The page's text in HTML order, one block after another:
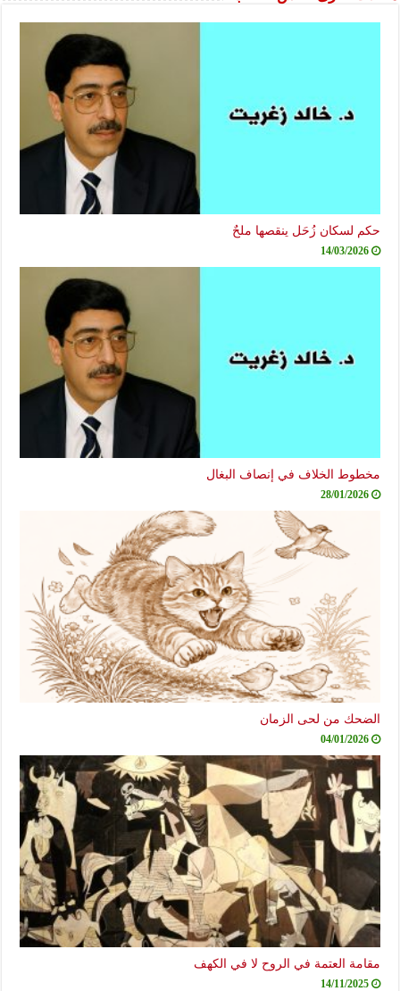
حكم لسكان زُحَل ينقصها ملحٌ
14/03/2026
مخطوط الخلاف في إنصاف البغال
28/01/2026
الضحك من لحى الزمان
04/01/2026
مقامة العتمة في الروح لا في الكهف
14/11/2025